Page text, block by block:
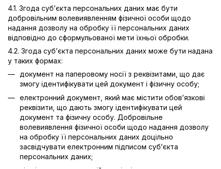
4.1. Згода суб’єкта персональних даних має бути
добровільним волевиявленням фізичної особи щодо
надання дозволу на обробку її персональних даних
відповідно до сформульованої мети їхньої обробки.
4.2. Згода суб’єкта персональних даних може бути надана
у таких формах:
документ на паперовому носії з реквізитами, що дає
змогу ідентифікувати цей документ і фізичну особу;
електронний документ, який має містити обов’язкові
реквізити, що дають змогу ідентифікувати цей
документ та фізичну особу. Добровільне
волевиявлення фізичної особи щодо надання дозволу
на обробку її персональних даних доцільно
засвідчувати електронним підписом суб’єкта
персональних даних;